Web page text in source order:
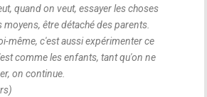
quand on veut, essayer les choses
être détaché des parents.
même, c'est aussi expérimenter ce
comme les enfants, tant qu'on ne
on continue.